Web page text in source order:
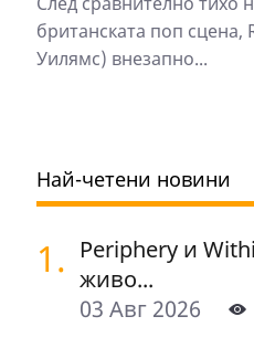
британската поп
Уилямс) внезапно...
Най-четени новини
1. Periphery и
живо...
03 Авг 2026